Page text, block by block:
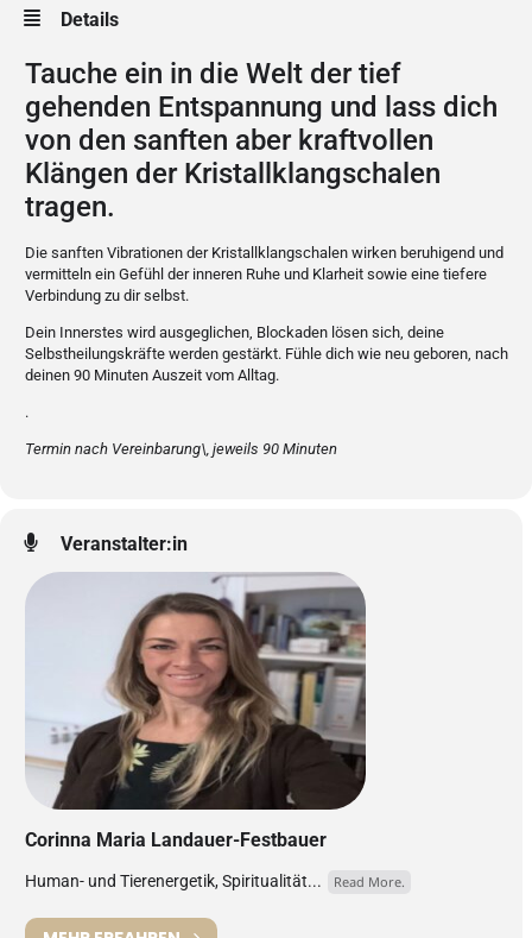
Details
Tauche ein in die Welt der tief
gehenden Entspannung und lass dich
von den sanften aber kraftvollen
Klängen der Kristallklangschalen
tragen.
Die sanften Vibrationen der Kristallklangschalen wirken beruhigend und
vermitteln ein Gefühl der inneren Ruhe und Klarheit sowie eine tiefere
Verbindung zu dir selbst.
Dein Innerstes wird ausgeglichen, Blockaden lösen sich, deine
Selbstheilungskräfte werden gestärkt. Fühle dich wie neu geboren, nach
deinen 90 Minuten Auszeit vom Alltag.
.
Termin nach Vereinbarung\, jeweils 90 Minuten
Veranstalter:in
Corinna Maria Landauer-Festbauer
Human- und Tierenergetik, Spiritualität... Read More.